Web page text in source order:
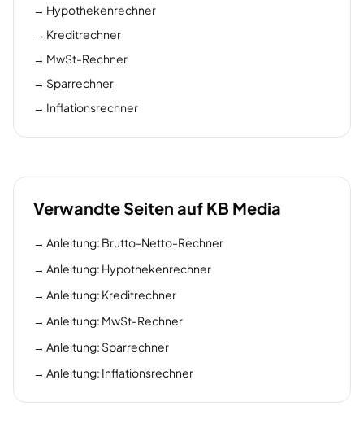
→ Hypothekenrechner
→ Kreditrechner
→ MwSt-Rechner
→ Sparrechner
→ Inflationsrechner
Verwandte Seiten auf KB Media
→ Anleitung: Brutto-Netto-Rechner
→ Anleitung: Hypothekenrechner
→ Anleitung: Kreditrechner
→ Anleitung: MwSt-Rechner
→ Anleitung: Sparrechner
→ Anleitung: Inflationsrechner